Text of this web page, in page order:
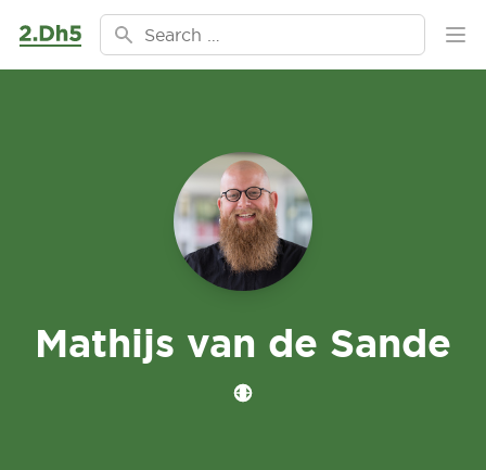
Ga naar de inhoud
Search for:
Mathijs van de Sande
Website